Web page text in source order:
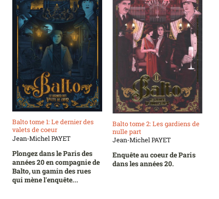
Balto tome 1: Le dernier des
valets de coeur
Jean-Michel PAYET
Plongez dans le Paris des
années 20 en compagnie de
Balto, un gamin des rues
qui mène l'enquête...
Balto tome 2: Les gardiens de
nulle part
Jean-Michel PAYET
Enquête au coeur de Paris
dans les années 20.